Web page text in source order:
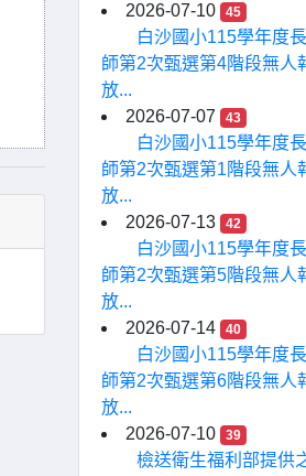
2026-07-10
45
白沙國小115學年度
師第2次甄選第4階段無人
放...
2026-07-07
43
白沙國小115學年度
師第2次甄選第1階段無人
放...
2026-07-13
42
白沙國小115學年度
師第2次甄選第5階段無人
放...
2026-07-14
40
白沙國小115學年度
師第2次甄選第6階段無人
放...
2026-07-10
39
檢送衛生福利部提供